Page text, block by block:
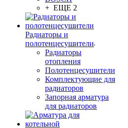
+ ЕЩЕ 2
Радиаторы и
полотенцесушители
Радиаторы
отопления
Полотенцесушители
Комплектующие для
радиаторов
Запорная арматура
для радиаторов